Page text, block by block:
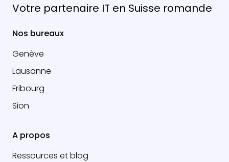
Votre partenaire IT en Suisse romande
Nos bureaux
Genève
Lausanne
Fribourg
Sion
A propos
Ressources et blog